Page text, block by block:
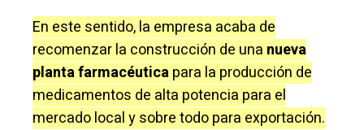
En este sentido, la empresa acaba de
recomenzar la construcción de una nueva
planta farmacéuticapara la producción de
medicamentos de alta potencia para el
mercado local y sobre todo para exportación.